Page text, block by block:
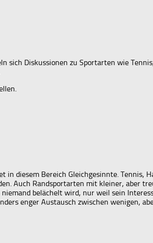
sich Diskussionen zu Sportarten wie
diesem Bereich Gleichgesinnte. Tennis,
Auch Randsportarten mit kleiner, aber
belächelt wird, nur weil sein
enger Austausch zwischen wenigen,